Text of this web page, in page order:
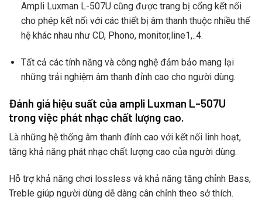
Ampli Luxman L-507U cũng được trang bị cổng kết nối
cho phép kết nối với các thiết bị âm thanh thuộc nhiều thế
hệ khác nhau như CD, Phono, monitor,line1,..4.
Tất cả các tính năng và công nghệ đảm bảo mang lại
những trải nghiệm âm thanh đỉnh cao cho người dùng.
Đánh giá hiệu suất của ampli Luxman L-507U
trong việc phát nhạc chất lượng cao.
Là những hệ thống âm thanh đỉnh cao với kết nối linh hoạt,
tăng khả năng phát nhạc chất lượng cao của người dùng.
Hỗ trợ khả năng chơi lossless và khả năng tăng chỉnh Bass,
Treble giúp người dùng dễ dàng cân chỉnh theo sở thích.